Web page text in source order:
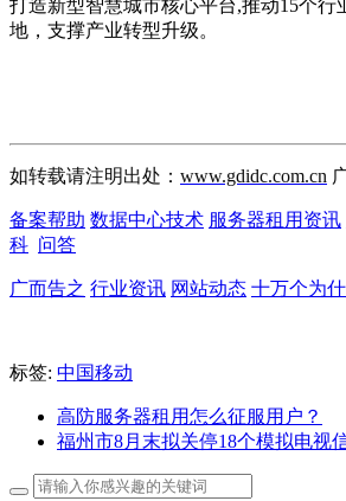
打造新型智慧城市核心平台,推动15个行
地，支撑产业转型升级。
如转载请注明出处： www.gdidc.com.cn
备案帮助 数据中心技术 服务器租用资讯
科 问答
广而告之 行业资讯 网站动态 十万个为
标签: 中国移动
高防服务器租用怎么征服用户？
福州市8月末拟关停18个模拟电视